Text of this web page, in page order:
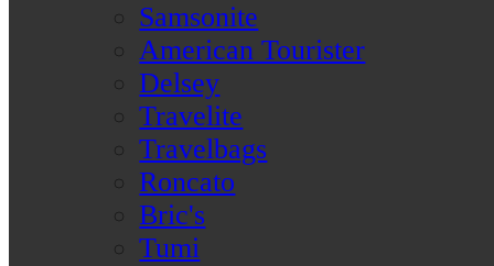
Samsonite
American Tourister
Delsey
Travelite
Travelbags
Roncato
Bric's
Tumi